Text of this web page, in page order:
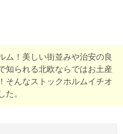
ム！美しい街並みや治安の良
知られる北欧ならではお土産
そんなストックホルムイチオ
た。